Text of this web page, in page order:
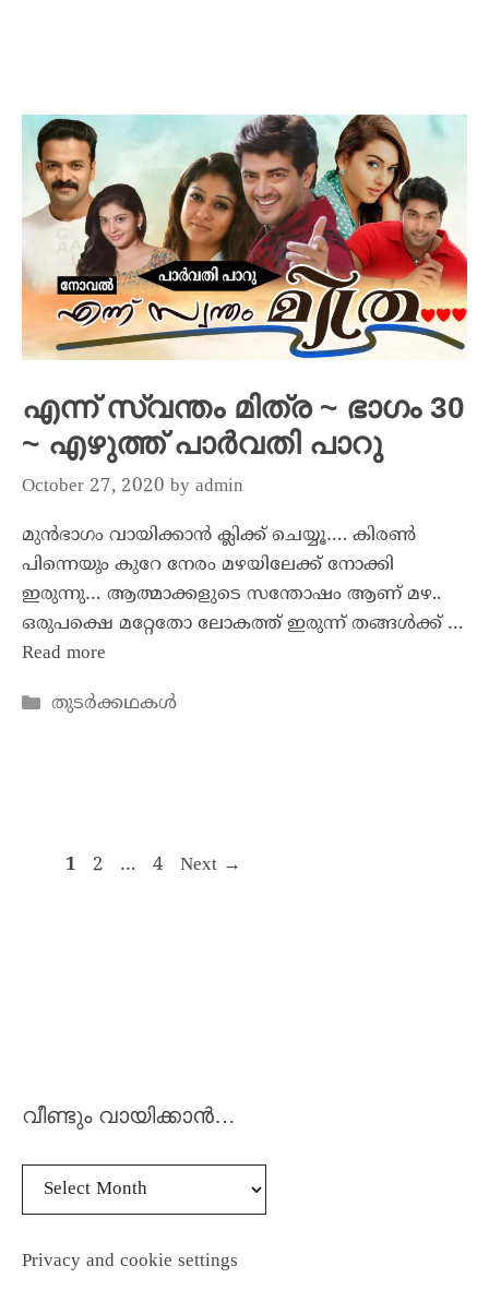
എന്ന് സ്വന്തം മിത്ര ~ ഭാഗം 30
~ എഴുത്ത് പാർവതി പാറു
October 27, 2020 by admin
മുൻഭാഗം വായിക്കാൻ ക്ലിക്ക് ചെയ്യൂ…. കിരൺ
പിന്നെയും കുറേ നേരം മഴയിലേക്ക് നോക്കി
ഇരുന്നു… ആത്മാക്കളുടെ സന്തോഷം ആണ് മഴ..
ഒരുപക്ഷെ മറ്റേതോ ലോകത്ത് ഇരുന്ന് തങ്ങൾക്ക് …
Read more
തുടർക്കഥകൾ
1 2 … 4 Next →
വീണ്ടും വായിക്കാൻ…
Privacy and cookie settings